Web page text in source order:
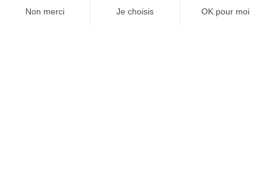
SUIVEZ-NOUS